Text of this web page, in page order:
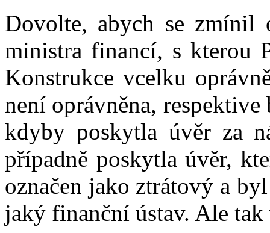
Dovolte, abych se zmínil
ministra financí, s kterou
Konstrukce vcelku
není oprávněna,
kdyby poskytla úvěr za
případně poskytla úvěr,
označen jako ztrátový a
jaký finanční ústav. Ale tak